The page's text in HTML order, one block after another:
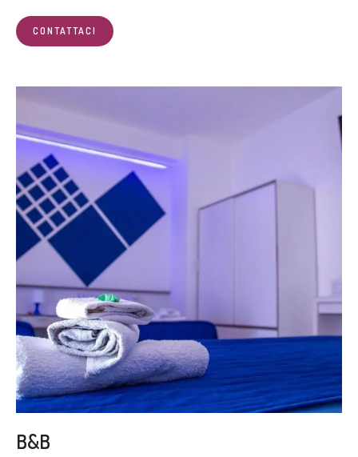
CONTATTACI
B&B